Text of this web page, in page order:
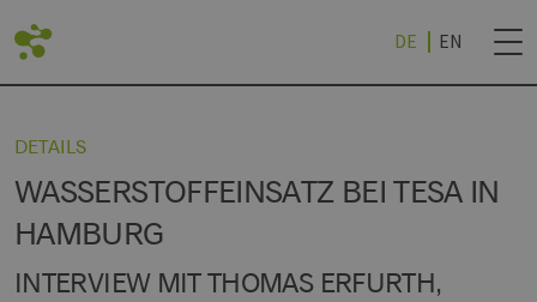
DE EN
DETAILS
WASSERSTOFFEINSATZ BEI TESA IN
HAMBURG
INTERVIEW MIT THOMAS ERFURTH,